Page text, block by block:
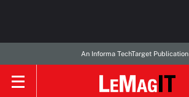
An Informa TechTarget Publication